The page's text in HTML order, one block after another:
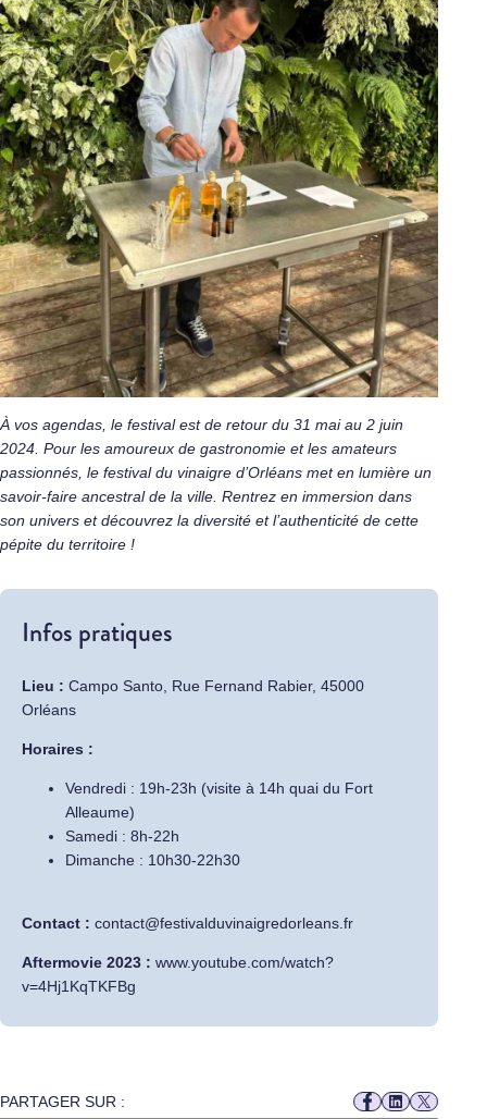
À vos agendas, le festival est de retour du 31 mai au 2 juin
2024. Pour les amoureux de gastronomie et les amateurs
passionnés, le festival du vinaigre d’Orléans met en lumière un
savoir-faire ancestral de la ville. Rentrez en immersion dans
son univers et découvrez la diversité et l’authenticité de cette
pépite du territoire !
Infos pratiques
Lieu : Campo Santo, Rue Fernand Rabier, 45000
Orléans
Horaires :
Vendredi : 19h-23h (visite à 14h quai du Fort
Alleaume)
Samedi : 8h-22h
Dimanche : 10h30-22h30
Contact : contact@festivalduvinaigredorleans.fr
Aftermovie 2023 : www.youtube.com/watch?
v=4Hj1KqTKFBg
PARTAGER SUR :